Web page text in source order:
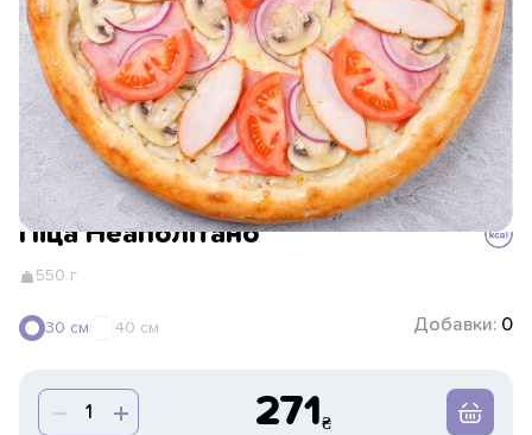
Піца Неаполітано
550 г
30 см 40 см Добавки: 0
271